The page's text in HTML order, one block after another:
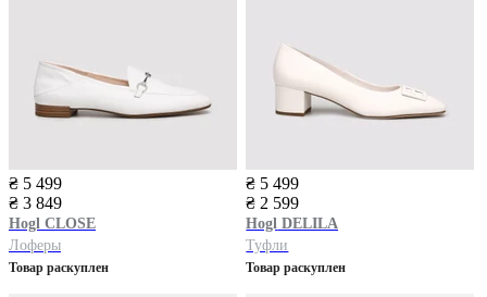
₴ 5 499
₴ 3 849
Hogl CLOSE
Лоферы
Товар раскуплен
₴ 5 499
₴ 2 599
Hogl DELILA
Туфли
Товар раскуплен